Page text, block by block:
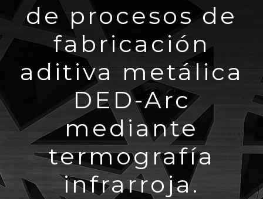
de procesos de
fabricación
aditiva metálica
DED-Arc
mediante
termografía
infrarroja.